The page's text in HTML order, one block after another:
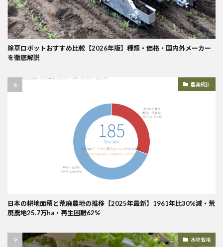
除草ロボットおすすめ比較【2026年版】種類・価格・国内外メーカー
を徹底解説
農業統計
日本の耕地面積と荒廃農地の推移【2025年最新】1961年比30%減・荒
廃農地25.7万ha・再生困難62%
水耕栽培